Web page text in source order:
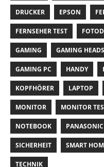
DRUCKER EPSON
FERNSEHER TEST
GAMING GAMING
GAMING PC HANDY
KOPFHÖRER LAPTOP
MONITOR MONITOR
NOTEBOOK PANASONIC
SICHERHEIT SMART
TECHNIK